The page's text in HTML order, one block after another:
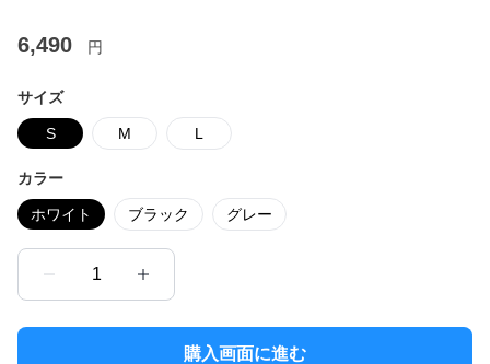
6,490 円
サイズ
S M L
カラー
ホワイト ブラック グレー
1
購入画面に進む